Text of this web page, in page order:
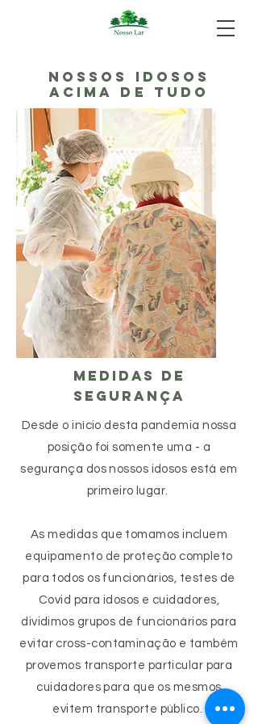
NOSSOS IDOSOS
ACIMA DE TUDO
MEDIDAS DE
SEGURANÇA
Desde o início desta pandemia nossa
posição foi somente uma - a
segurança dos nossos idosos está em
primeiro lugar.
As medidas que tomamos incluem
equipamento de proteção completo
para todos os funcionários, testes de
Covid para idosos e cuidadores,
dividimos grupos de funcionários para
evitar cross-contaminação e também
provemos transporte particular para
cuidadores para que os mesmos
evitem transporte público.